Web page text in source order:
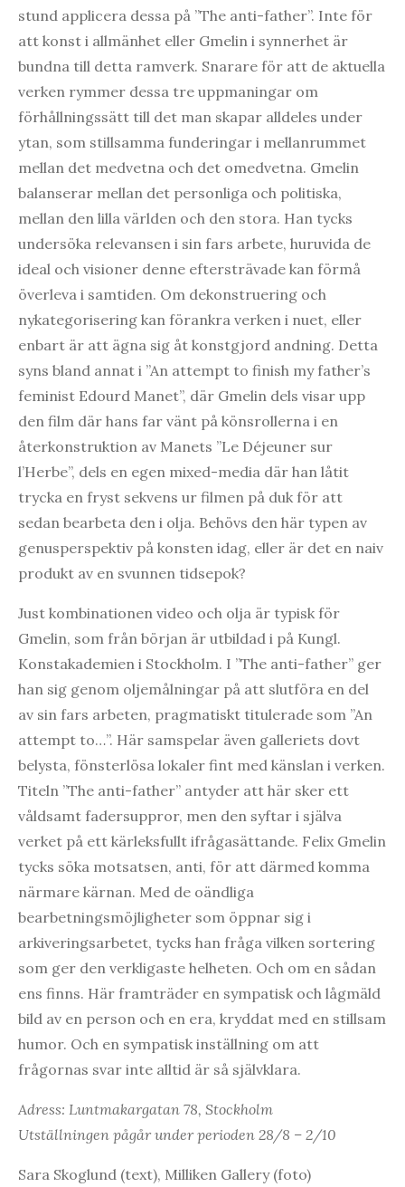
stund applicera dessa på ”The anti-father”. Inte för
att konst i allmänhet eller Gmelin i synnerhet är
bundna till detta ramverk. Snarare för att de aktuella
verken rymmer dessa tre uppmaningar om
förhållningssätt till det man skapar alldeles under
ytan, som stillsamma funderingar i mellanrummet
mellan det medvetna och det omedvetna. Gmelin
balanserar mellan det personliga och politiska,
mellan den lilla världen och den stora. Han tycks
undersöka relevansen i sin fars arbete, huruvida de
ideal och visioner denne eftersträvade kan förmå
överleva i samtiden. Om dekonstruering och
nykategorisering kan förankra verken i nuet, eller
enbart är att ägna sig åt konstgjord andning. Detta
syns bland annat i ”An attempt to finish my father’s
feminist Edourd Manet”, där Gmelin dels visar upp
den film där hans far vänt på könsrollerna i en
återkonstruktion av Manets ”Le Déjeuner sur
l’Herbe”, dels en egen mixed-media där han låtit
trycka en fryst sekvens ur filmen på duk för att
sedan bearbeta den i olja. Behövs den här typen av
genusperspektiv på konsten idag, eller är det en naiv
produkt av en svunnen tidsepok?
Just kombinationen video och olja är typisk för
Gmelin, som från början är utbildad i på Kungl.
Konstakademien i Stockholm. I ”The anti-father” ger
han sig genom oljemålningar på att slutföra en del
av sin fars arbeten, pragmatiskt titulerade som ”An
attempt to…”. Här samspelar även galleriets dovt
belysta, fönsterlösa lokaler fint med känslan i verken.
Titeln ”The anti-father” antyder att här sker ett
våldsamt fadersuppror, men den syftar i själva
verket på ett kärleksfullt ifrågasättande. Felix Gmelin
tycks söka motsatsen, anti, för att därmed komma
närmare kärnan. Med de oändliga
bearbetningsmöjligheter som öppnar sig i
arkiveringsarbetet, tycks han fråga vilken sortering
som ger den verkligaste helheten. Och om en sådan
ens finns. Här framträder en sympatisk och lågmäld
bild av en person och en era, kryddat med en stillsam
humor. Och en sympatisk inställning om att
frågornas svar inte alltid är så självklara.
Adress: Luntmakargatan 78, Stockholm
Utställningen pågår under perioden 28/8 – 2/10
Sara Skoglund (text), Milliken Gallery (foto)